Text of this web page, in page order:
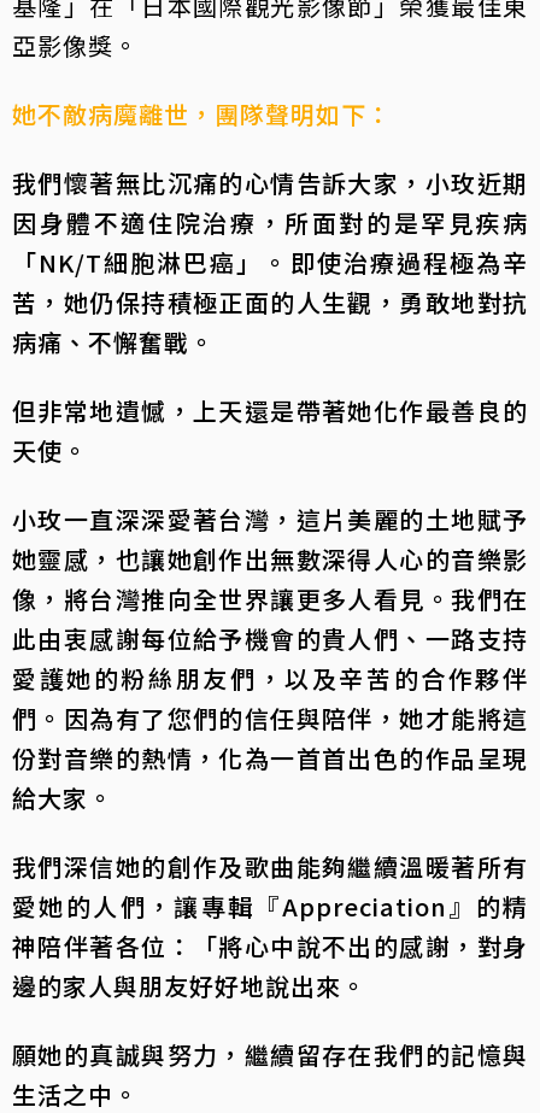
亞影像獎。
她不敵病魔離世，團隊聲明如下：
我們懷著無比沉痛的心情告訴大家，小玫近期
因身體不適住院治療，所面對的是罕見疾病
「NK/T細胞淋巴癌」。即使治療過程極為辛
苦，她仍保持積極正面的人生觀，勇敢地對抗
病痛、不懈奮戰。
但非常地遺憾，上天還是帶著她化作最善良的
天使。
小玫一直深深愛著台灣，這片美麗的土地賦予
她靈感，也讓她創作出無數深得人心的音樂影
像，將台灣推向全世界讓更多人看見。我們在
此由衷感謝每位給予機會的貴人們、一路支持
愛護她的粉絲朋友們，以及辛苦的合作夥伴
們。因為有了您們的信任與陪伴，她才能將這
份對音樂的熱情，化為一首首出色的作品呈現
給大家。
我們深信她的創作及歌曲能夠繼續溫暖著所有
愛她的人們，讓專輯『Appreciation』的精
神陪伴著各位：「將心中說不出的感謝，對身
邊的家人與朋友好好地說出來。
願她的真誠與努力，繼續留存在我們的記憶與
生活之中。